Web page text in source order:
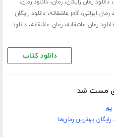
،دانلود رمان رایگان،رمان،دانلود رمان،
رمان ایرانی،pdf عاشقانه ،دانلود رایگان
دانلود رمان عاشقانه،رمان عاشقانه،دانلود
دانلود کتاب
مست شد
رایگان بهترین رمان‌ها